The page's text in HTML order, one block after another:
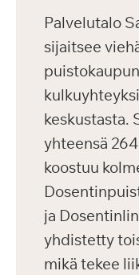
Palvelutalo
sijaitsee
keskustasta.
yhteensä
koostuu
ja
yhdistetty
mikä tekee